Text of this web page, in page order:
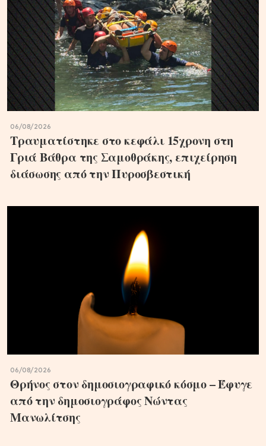
06/08/2026
Τραυματίστηκε στο κεφάλι 15χρονη στη
Γριά Βάθρα της Σαμοθράκης, επιχείρηση
διάσωσης από την Πυροσβεστική
06/08/2026
Θρήνος στον δημοσιογραφικό κόσμο – Έφυγε
από την δημοσιογράφος Νώντας
Μανωλίτσης